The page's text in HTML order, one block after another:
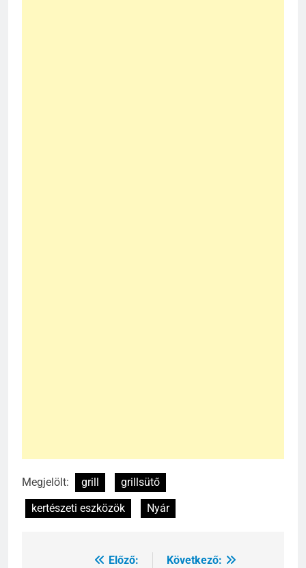
Megjelölt: grill
grillsütő
kertészeti eszközök
Nyár
BejegyzésElőző: Következő: